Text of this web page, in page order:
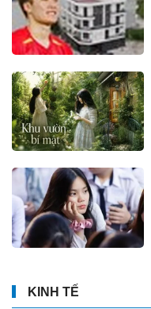
KINH TẾ